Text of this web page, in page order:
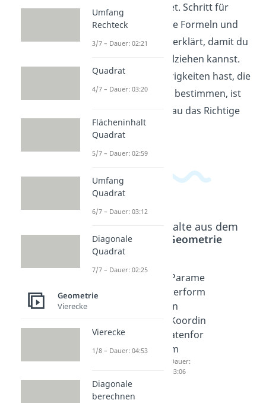
Ebenen berechnet. Schritt für
Schritt werden die Formeln und
Vorgehensweise erklärt, damit du
es selbst nachvollziehen kannst.
Wenn du Schwierigkeiten hast, die
Schnittgerade zu bestimmen, ist
dieses Video genau das Richtige
für dich!
Beliebte Inhalte aus dem
Bereich
Geometrie
Schnitt
punkt
Dauer:
Dauer:
Parame
terform
in
Koordin
atenfor
m
Dauer:
03:06
Umfang
Rechteck
3/7 – Dauer: 02:21
Quadrat
4/7 – Dauer: 03:20
Flächeninhalt
Quadrat
5/7 – Dauer: 02:59
Umfang
Quadrat
6/7 – Dauer: 03:12
Diagonale
Quadrat
7/7 – Dauer: 02:25
Geometrie
Vierecke
Vierecke
1/8 – Dauer: 04:53
Diagonale
berechnen